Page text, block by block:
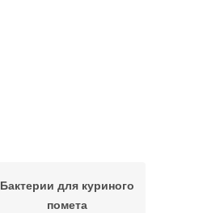
Бактерии для куриного
помета